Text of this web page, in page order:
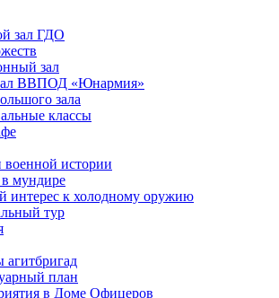
зал ГДО
зал
ВВПОД «Юнармия»
зала
классы
военной истории
в мундире
интерес к холодному оружию
тур
агитбригад
план
в Доме Офицеров